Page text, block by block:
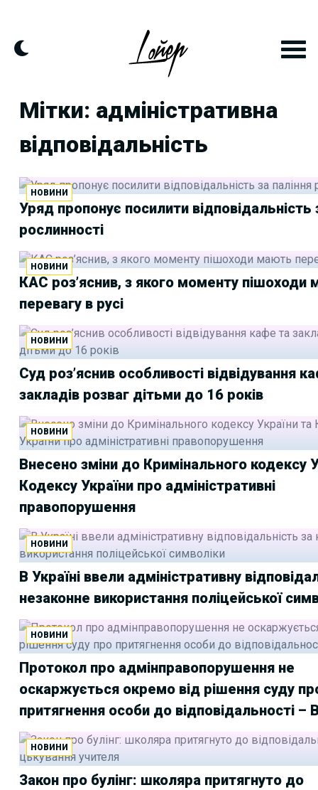
content
Мітки: адміністративна
відповідальність
НОВИНИ
Уряд пропонує посилити відповідальність
рослинності
НОВИНИ
КАС роз’яснив, з якого моменту пішоходи
перевагу в русі
НОВИНИ
Суд роз’яснив особливості відвідування
закладів розваг дітьми до 16 років
НОВИНИ
Внесено зміни до Кримінального кодексу
Кодексу України про адміністративні
правопорушення
НОВИНИ
В Україні ввели адміністративну
незаконне використання поліцейської
НОВИНИ
Протокол про адмінправопорушення не
оскаржується окремо від рішення суду
притягнення особи до відповідальності –
НОВИНИ
Закон про булінг: школяра притягнуто до